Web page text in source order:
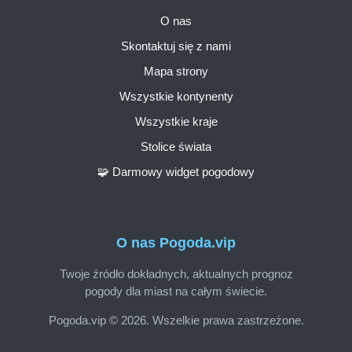
O nas Pogoda.vip
Twoje źródło dokładnych, aktualnych prognoz
pogody dla miast na całym świecie.
Pogoda.vip © 2026. Wszelkie prawa zastrzeżone.
O nas
Skontaktuj się z nami
Mapa strony
Wszystkie kontynenty
Wszystkie kraje
Stolice świata
🧩 Darmowy widget pogodowy